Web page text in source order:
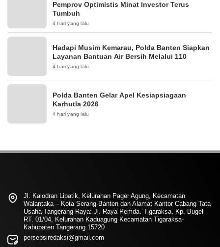
Pemprov Optimistis Minat Investor Terus
Tumbuh
4 hari yang lalu
Hadapi Musim Kemarau, Polda Banten Siapkan
Layanan Bantuan Air Bersih Melalui 110
4 hari yang lalu
Polda Banten Gelar Apel Kesiapsiagaan
Karhutla 2026
4 hari yang lalu
Jl. Kalodran Lipatik, Kelurahan Pager Agung, Kecamatan
Walantaka – Kota Serang-Banten dan Alamat Kantor Cabang Tata
Usaha Tangerang Raya: Jl. Raya Pemda. Tigaraksa, Kp. Bugel
RT. 01/04, Kelurahan Kaduagung Kecamatan Tigaraksa-
Kabupaten Tangerang 15720
persepsiredaksi@gmail.com